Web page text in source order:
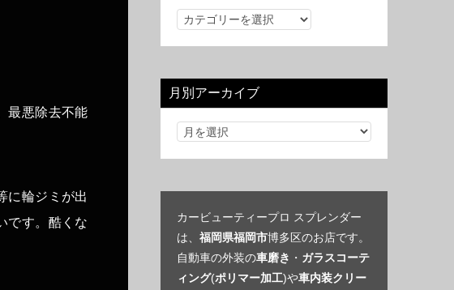
最悪除去不能
に輪ジミが出
です。酷くな
カ
リ
ー
月別アーカイブ
カービューティープロ スプレンダー
は、 福岡県福岡市博多区のお店です。
自動車の外装の車磨き ・ ガラスコーテ
ィング(ポリマー加工)や車内装クリー